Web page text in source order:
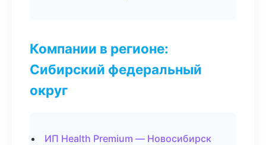
Компании в регионе:
Сибирский федеральный
округ
ИП Health Premium — Новосибирск